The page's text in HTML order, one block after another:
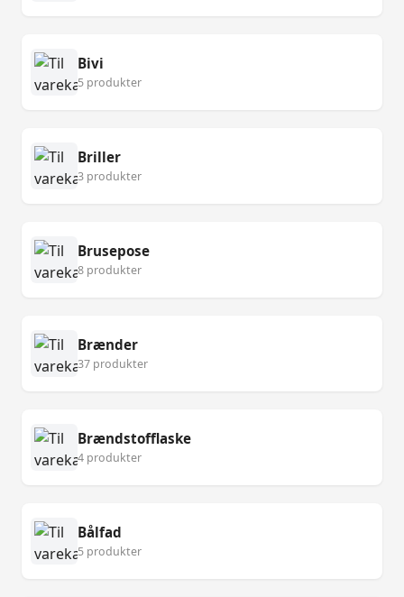
Bivi
5 produkter
Briller
3 produkter
Brusepose
8 produkter
Brænder
37 produkter
Brændstofflaske
4 produkter
Bålfad
5 produkter